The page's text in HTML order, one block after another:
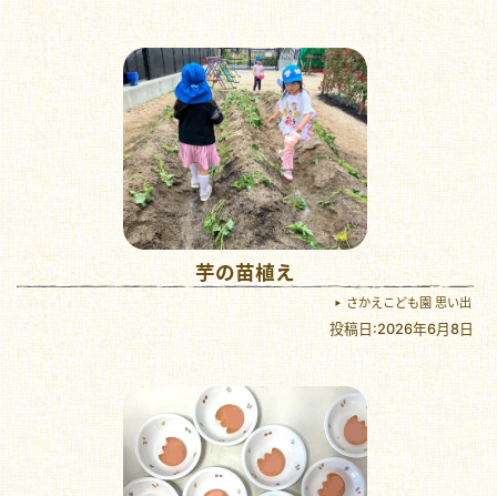
芋の苗植え
さかえこども園 思い出
投稿日:2026年6月8日